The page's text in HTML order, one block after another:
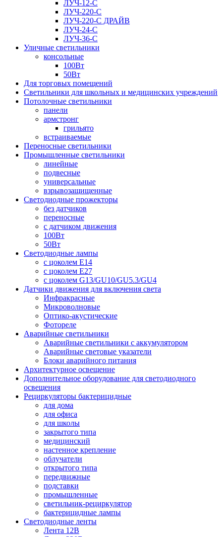
ЛУЧ-12-С
ЛУЧ-220-С
ЛУЧ-220-С ДРАЙВ
ЛУЧ-24-С
ЛУЧ-36-С
Уличные светильники
консольные
100Вт
50Вт
Для торговых помещений
Светильники для школьных и медицинских учреждений
Потолочные светильники
панели
армстронг
грильято
встраиваемые
Переносные светильники
Промышленные светильники
линейные
подвесные
универсальные
взрывозащищенные
Светодиодные прожекторы
без датчиков
переносные
с датчиком движения
100Вт
50Вт
Светодиодные лампы
с цоколем E14
с цоколем E27
с цоколем G13/GU10/GU5.3/GU4
Датчики движения для включения света
Инфракрасные
Микроволновые
Оптико-акустические
Фотореле
Аварийные светильники
Аварийные светильники с аккумулятором
Аварийные световые указатели
Блоки аварийного питания
Архитектурное освещение
Дополнительное оборудование для светодиодного
освещения
Рециркуляторы бактерицидные
для дома
для офиса
для школы
закрытого типа
медицинский
настенное крепление
облучатели
открытого типа
передвижные
подставки
промышленные
светильник-рециркулятор
бактерицидные лампы
Светодиодные ленты
Лента 12В